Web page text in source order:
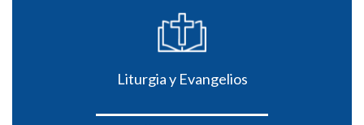
Liturgia y Evangelios